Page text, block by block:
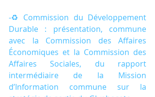
-♻️Commission du Développement
Durable : présentation, commune
avec la Commission des Affaires
Économiques et la Commission des
Affaires Sociales, du rapport
intermédiaire de la Mission
d’Information commune sur la